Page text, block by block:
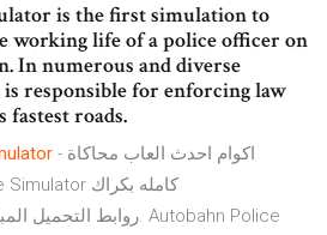
is the first simulation to
working life of a police officer on
In numerous and diverse
responsible for enforcing law
fastest roads.
- اكوام احدث العاب محاكاة